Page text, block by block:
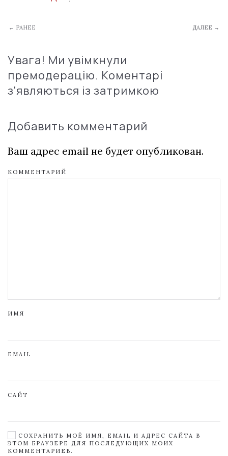
← РАНЕЕ ДАЛЕЕ →
Увага! Ми увімкнули
премодерацію. Коментарі
з'являються із затримкою
Добавить комментарий
Ваш адрес email не будет опубликован.
КОММЕНТАРИЙ
ИМЯ
EMAIL
САЙТ
СОХРАНИТЬ МОЁ ИМЯ, EMAIL И АДРЕС САЙТА В
ЭТОМ БРАУЗЕРЕ ДЛЯ ПОСЛЕДУЮЩИХ МОИХ
КОММЕНТАРИЕВ.